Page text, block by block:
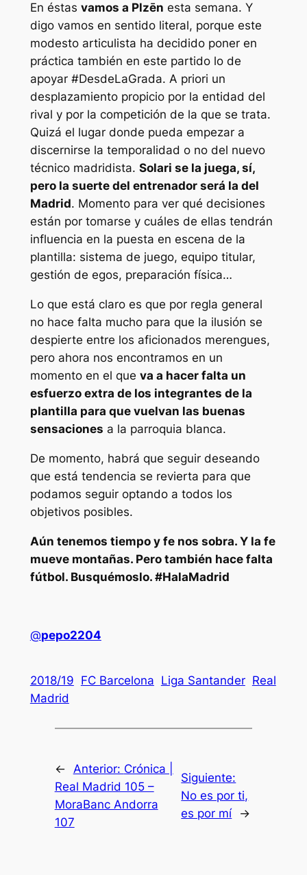
En éstas vamos a Plzēn esta semana. Y
digo vamos en sentido literal, porque este
modesto articulista ha decidido poner en
práctica también en este partido lo de
apoyar #DesdeLaGrada. A priori un
desplazamiento propicio por la entidad del
rival y por la competición de la que se trata.
Quizá el lugar donde pueda empezar a
discernirse la temporalidad o no del nuevo
técnico madridista. Solari se la juega, sí,
pero la suerte del entrenador será la del
Madrid. Momento para ver qué decisiones
están por tomarse y cuáles de ellas tendrán
influencia en la puesta en escena de la
plantilla: sistema de juego, equipo titular,
gestión de egos, preparación física…
Lo que está claro es que por regla general
no hace falta mucho para que la ilusión se
despierte entre los aficionados merengues,
pero ahora nos encontramos en un
momento en el que va a hacer falta un
esfuerzo extra de los integrantes de la
plantilla para que vuelvan las buenas
sensaciones a la parroquia blanca.
De momento, habrá que seguir deseando
que está tendencia se revierta para que
podamos seguir optando a todos los
objetivos posibles.
Aún tenemos tiempo y fe nos sobra. Y la fe
mueve montañas. Pero también hace falta
fútbol. Busquémoslo. #HalaMadrid
@pepo2204
2018/19 FC Barcelona Liga Santander Real
Madrid
← Anterior: Crónica |
Real Madrid 105 –
MoraBanc Andorra
107
Siguiente:
No es por ti,
es por mí
→